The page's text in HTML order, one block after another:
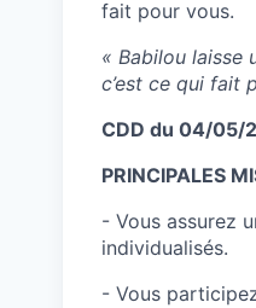
fait pour vous.
« Babilou laisse
c’est ce qui fait
CDD du 04/05/
PRINCIPALES
- Vous assurez
individualisés.
- Vous